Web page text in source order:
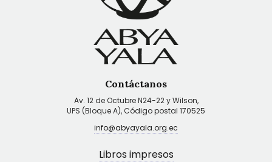
Contáctanos
Av. 12 de Octubre N24-22 y Wilson,
UPS (Bloque A), Código postal 170525
info@abyayala.org.ec
Libros impresos